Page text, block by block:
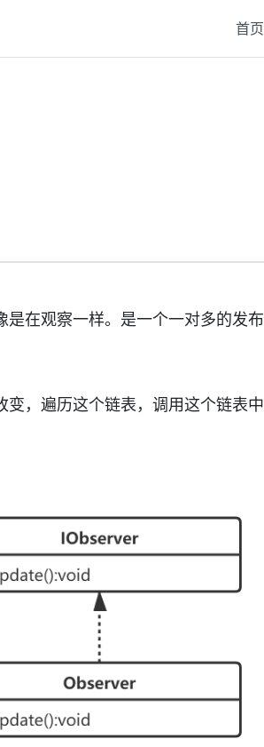
首页
在观察一样。是一个一对多的发布
，遍历这个链表，调用这个链表中